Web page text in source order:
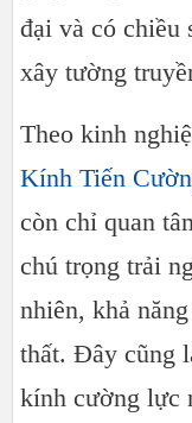
đại và có chiều
xây tường
Theo kinh
Kính Tiến
còn chỉ quan
chú trọng trải
nhiên, khả
thất. Đây cũng
kính cường lực